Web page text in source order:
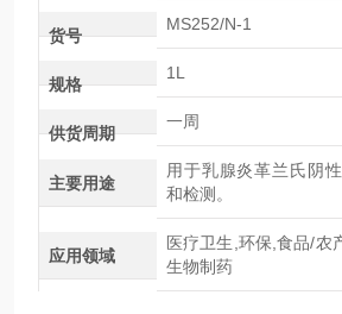
货号
MS252/N-1
规格
1L
供货周期
一周
主要用途
用于乳腺炎革兰氏阴
和检测。
应用领域
医疗卫生,环保,食品/农
生物制药